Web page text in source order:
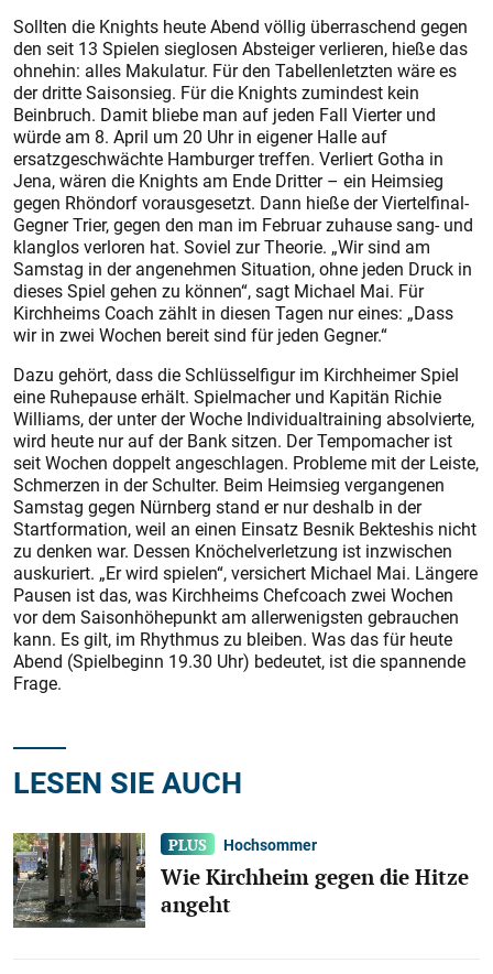
Sollten die Knights heute Abend völlig überraschend gegen
den seit 13 Spielen sieglosen Absteiger verlieren, hieße das
ohnehin: alles Makulatur. Für den Tabellenletzten wäre es
der dritte Saisonsieg. Für die Knights zumindest kein
Beinbruch. Damit bliebe man auf jeden Fall Vierter und
würde am 8. April um 20 Uhr in eigener Halle auf
ersatzgeschwächte Hamburger treffen. Verliert Gotha in
Jena, wären die Knights am Ende Dritter – ein Heimsieg
gegen Rhöndorf vorausgesetzt. Dann hieße der Viertelfinal-
Gegner Trier, gegen den man im Februar zuhause sang- und
klanglos verloren hat. Soviel zur Theorie. „Wir sind am
Samstag in der angenehmen Situation, ohne jeden Druck in
dieses Spiel gehen zu können“, sagt Michael Mai. Für
Kirchheims Coach zählt in diesen Tagen nur eines: „Dass
wir in zwei Wochen bereit sind für jeden Gegner.“
Dazu gehört, dass die Schlüsselfigur im Kirchheimer Spiel
eine Ruhepause erhält. Spielmacher und Kapitän Richie
Williams, der unter der Woche Individualtraining absolvierte,
wird heute nur auf der Bank sitzen. Der Tempomacher ist
seit Wochen doppelt angeschlagen. Probleme mit der Leiste,
Schmerzen in der Schulter. Beim Heimsieg vergangenen
Samstag gegen Nürnberg stand er nur deshalb in der
Startformation, weil an einen Einsatz Besnik Bekteshis nicht
zu denken war. Dessen Knöchelverletzung ist inzwischen
auskuriert. „Er wird spielen“, versichert Michael Mai. Längere
Pausen ist das, was Kirchheims Chefcoach zwei Wochen
vor dem Saisonhöhepunkt am allerwenigsten gebrauchen
kann. Es gilt, im Rhythmus zu bleiben. Was das für heute
Abend (Spielbeginn 19.30 Uhr) bedeutet, ist die spannende
Frage.
LESEN SIE AUCH
Hochsommer
Wie Kirchheim gegen die Hitze
angeht